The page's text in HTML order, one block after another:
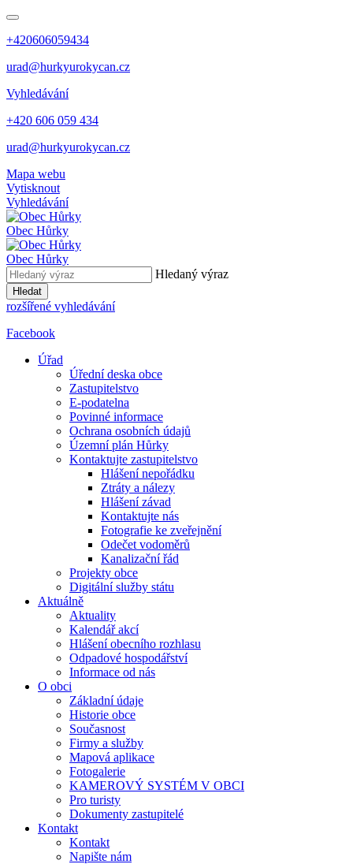
+420606059434
urad@hurkyurokycan.cz
Vyhledávání
+420 606 059 434
urad@hurkyurokycan.cz
Mapa webu
Vytisknout
Vyhledávání
Obec Hůrky
Obec Hůrky
Hledaný výraz
Hledat
rozšířené vyhledávání
Facebook
Úřad
Úřední deska obce
Zastupitelstvo
E-podatelna
Povinné informace
Ochrana osobních údajů
Územní plán Hůrky
Kontaktujte zastupitelstvo
Hlášení nepořádku
Ztráty a nálezy
Hlášení závad
Kontaktujte nás
Fotografie ke zveřejnění
Odečet vodoměrů
Kanalizační řád
Projekty obce
Digitální služby státu
Aktuálně
Aktuality
Kalendář akcí
Hlášení obecního rozhlasu
Odpadové hospodářství
Informace od nás
O obci
Základní údaje
Historie obce
Současnost
Firmy a služby
Mapová aplikace
Fotogalerie
KAMEROVÝ SYSTÉM V OBCI
Pro turisty
Dokumenty zastupitelé
Kontakt
Kontakt
Napište nám